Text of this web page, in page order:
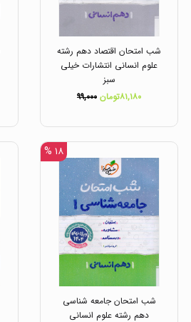
شب امتحان اقتصاد دهم رشته
علوم انسانی انتشارات خیلی
سبز
۸۱,۱۸۰تومان
۹۹,۰۰۰
۱۸ %
شب امتحان جامعه شناسی
دهم رشته علوم انسانی